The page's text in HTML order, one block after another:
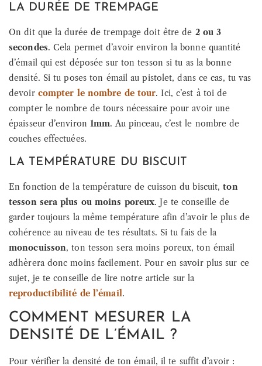
LA DURÉE DE TREMPAGE
On dit que la durée de trempage doit être de 2 ou 3
secondes. Cela permet d’avoir environ la bonne quantité
d’émail qui est déposée sur ton tesson si tu as la bonne
densité. Si tu poses ton émail au pistolet, dans ce cas, tu vas
devoir compter le nombre de tour. Ici, c’est à toi de
compter le nombre de tours nécessaire pour avoir une
épaisseur d’environ 1mm. Au pinceau, c’est le nombre de
couches effectuées.
LA TEMPÉRATURE DU BISCUIT
En fonction de la température de cuisson du biscuit, ton
tesson sera plus ou moins poreux. Je te conseille de
garder toujours la même température afin d’avoir le plus de
cohérence au niveau de tes résultats. Si tu fais de la
monocuisson, ton tesson sera moins poreux, ton émail
adhèrera donc moins facilement. Pour en savoir plus sur ce
sujet, je te conseille de lire notre article sur la
reproductibilité de l’émail.
COMMENT MESURER LA
DENSITÉ DE L’ÉMAIL ?
Pour vérifier la densité de ton émail, il te suffit d’avoir :